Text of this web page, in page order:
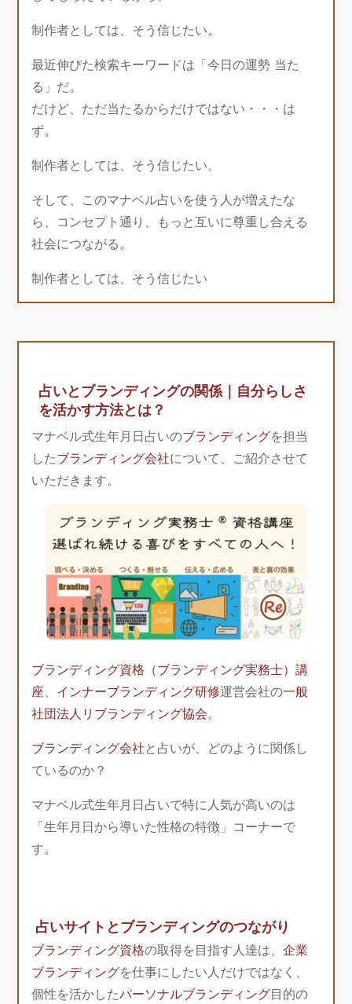
制作者としては、そう信じたい。
最近伸びた検索キーワードは「今日の運勢 当た
る」だ。
だけど、ただ当たるからだけではない・・・は
ず。
制作者としては、そう信じたい。
そして、このマナベル占いを使う人が増えたな
ら、コンセプト通り、もっと互いに尊重し合える
社会につながる。
制作者としては、そう信じたい
占いとブランディングの関係｜自分らしさ
を活かす方法とは？
マナベル式生年月日占いのブランディングを担当
したブランディング会社について、ご紹介させて
いただきます。
ブランディング資格（ブランディング実務士）講
座、 インナーブランディング研修運営会社の一般
社団法人リブランディング協会。
ブランディング会社 と占いが、どのように関係し
ているのか？
マナベル式生年月日占いで特に人気が高いのは
「生年月日から導いた性格の特徴」コーナーで
す。
占いサイトとブランディングのつながり
ブランディング資格の取得を目指す人達は、企業
ブランディングを仕事にしたい人だけではなく、
個性を活かしたパーソナルブランディング目的の